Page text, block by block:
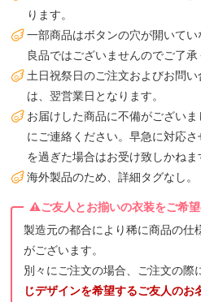
ります。
一部商品はボタンの穴が開いて
良品ではございませんのでご了承
土日祝祭日のご注文およびお問
は、翌営業日となります。
お届けした商品に不備がござい
にご連絡ください。早急に対応
を過ぎた場合はお受け致しかねま
海外製品のため、詳細タグなし。
製造元の都合により稀に商品の仕
がございます。
別々にご注文の場合、ご注文の際
じデザインを希望するご友人のお